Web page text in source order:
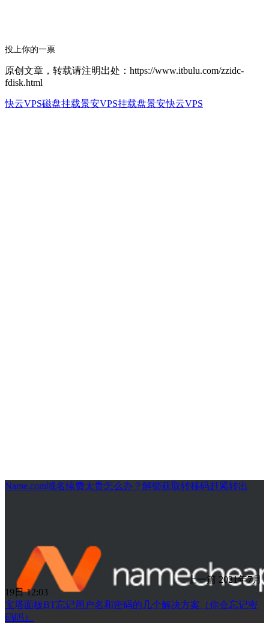
投上你的一票
原创文章，转载请注明出处：https://www.itbulu.com/zzidc-
fdisk.html
快云VPS磁盘挂载景安VPS挂载盘景安快云VPS
Name.com域名续费太贵怎么办？解锁获取转移码赶紧转出
上一篇 2021年7月
19日 12:03
宝塔面板BT忘记用户名和密码的几个解决方案（你会忘记密
码吗）